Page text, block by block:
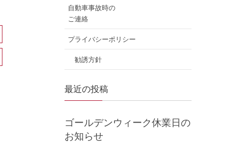
自動車事故時の
ご連絡
プライバシーポリシー
勧誘方針
最近の投稿
ゴールデンウィーク休業日の
お知らせ